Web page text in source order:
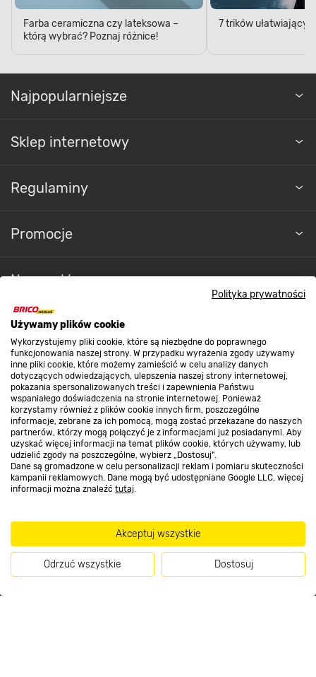
Polityka prywatności
Używamy plików cookie
Wykorzystujemy pliki cookie, które są niezbędne do poprawnego
funkcjonowania naszej strony. W przypadku wyrażenia zgody używamy
inne pliki cookie, które możemy zamieścić w celu analizy danych
dotyczących odwiedzających, ulepszenia naszej strony internetowej,
pokazania spersonalizowanych treści i zapewnienia Państwu
wspaniałego doświadczenia na stronie internetowej. Ponieważ
korzystamy również z plików cookie innych firm, poszczególne
informacje, zebrane za ich pomocą, mogą zostać przekazane do naszych
partnerów, którzy mogą połączyć je z informacjami już posiadanymi. Aby
uzyskać więcej informacji na temat plików cookie, których używamy, lub
udzielić zgody na poszczególne, wybierz „Dostosuj”.
Dane są gromadzone w celu personalizacji reklam i pomiaru skuteczności
kampanii reklamowych. Dane mogą być udostępniane Google LLC, więcej
informacji można znaleźć tutaj.
Akceptuj wszystkie
Odrzuć wszystkie Dostosuj
Farba ceramiczna czy lateksowa –
którą wybrać? Poznaj różnice!
7 trików
Najpopularniejsze
Sklep internetowy
Regulaminy
Promocje
Nasze sklepy
O nas
Kontakt do sklepu
Strefa biznesu
Dołącz do nas
Metody płatności